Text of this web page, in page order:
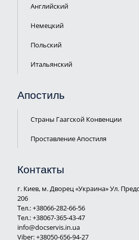
Английский
Немецкий
Польский
Итальянский
Апостиль
Страны Гаагской Конвенции
Проставление Апостиля
Контакты
г. Киев, м. Дворец «Украина» Ул.
206
Тел.:+38066-282-66-56
Тел.:+38067-365-43-47
info@docservis.in.ua
Viber: +38050-656-94-27